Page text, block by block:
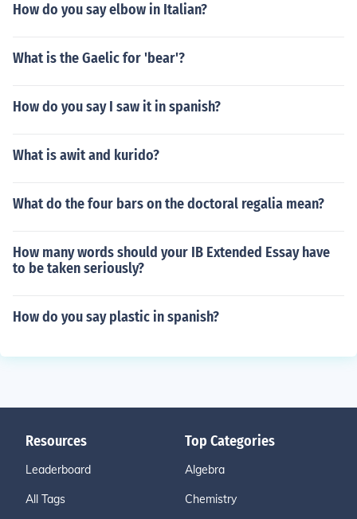
How do you say elbow in Italian?
What is the Gaelic for 'bear'?
How do you say I saw it in spanish?
What is awit and kurido?
What do the four bars on the doctoral regalia mean?
How many words should your IB Extended Essay have
to be taken seriously?
How do you say plastic in spanish?
Resources
Leaderboard
All Tags
Top Categories
Algebra
Chemistry